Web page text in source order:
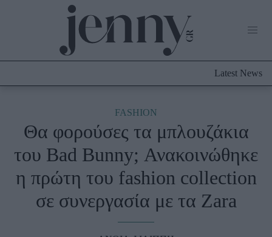
Culture
Fashion
Shopping
Styling Tips
Fashion News
Latest News
FASHION
Θα φορούσες τα μπλουζάκια
του Bad Bunny; Ανακοινώθηκε
η πρώτη του fashion collection
σε συνεργασία με τα Zara